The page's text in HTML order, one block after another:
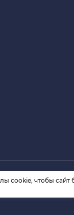
Все права
cookie, чтобы сайт